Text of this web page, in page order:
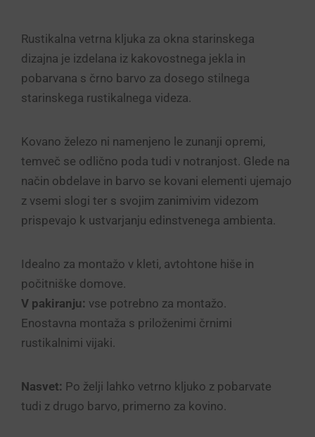
Rustikalna vetrna kljuka za okna starinskega
dizajna je izdelana iz kakovostnega jekla in
pobarvana s črno barvo za dosego stilnega
starinskega rustikalnega videza.
Kovano železo ni namenjeno le zunanji opremi,
temveč se odlično poda tudi v notranjost. Glede na
način obdelave in barvo se kovani elementi ujemajo
z vsemi slogi ter s svojim zanimivim videzom
prispevajo k ustvarjanju edinstvenega ambienta.
Idealno za montažo v kleti, avtohtone hiše in
počitniške domove.
V pakiranju: vse potrebno za montažo.
Enostavna montaža s priloženimi črnimi
rustikalnimi vijaki.
Nasvet: Po želji lahko vetrno kljuko z pobarvate
tudi z drugo barvo, primerno za kovino.